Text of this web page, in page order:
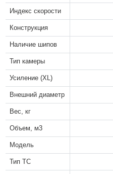
Индекс скорости
Конструкция
Наличие шипов
Тип камеры
Усиление (XL)
Внешний диаметр
Вес, кг
Объем, м3
Модель
Тип ТС